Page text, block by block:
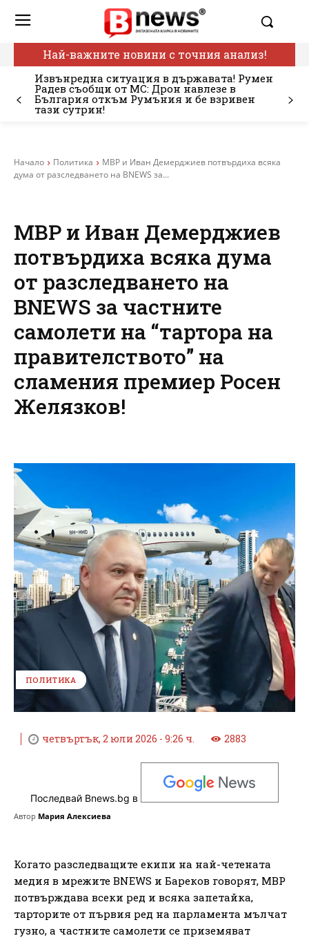
Най-важните новини с точния анализ!
Извънредна ситуация в държавата! Румен
Радев съобщи от МС: Дрон навлезе в
България откъм Румъния и бе взривен
тази сутрин!
Начало Политика
МВР и Иван Демерджиев потвърдиха всяка
дума от разследването на BNEWS за...
МВР и Иван Демерджиев
потвърдиха всяка дума
от разследването на
BNEWS за частните
самолети на “тартора на
правителството” на
сламения премиер Росен
Желязков!
ПОЛИТИКА
четвъртък, 2 юли 2026 - 9:26 ч. 2883
Последвай Bnews.bg в
Автор Мария Алексиева
Когато разследващите екипи на най-четената
медия в мрежите BNEWS и Бареков говорят, МВР
потвърждава всеки ред и всяка запетайка,
тарторите от първия ред на парламента мълчат
гузно, а частните самолети се приземяват